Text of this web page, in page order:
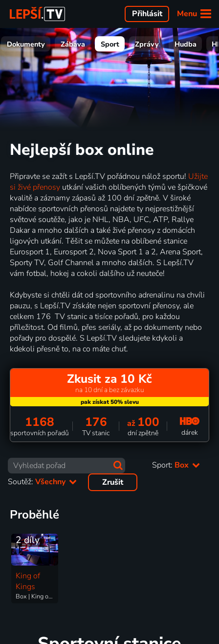
Menu
Přihlásit
Dokumenty Zábava Sport Zprávy Hudba
Nejlepší box online
Připravte se zažít s Lepší.TV pořádnou nálož sportu! Užijte
si živé přenosy utkání vašich oblíbených týmů ve špičkové
kvalitě a záznamy zápasů až 100 dní zpětně. V široké
nabídce sportovních přenosů najdete ty nejprestižnější
světové soutěže, jako je NHL, NBA, UFC, ATP, Rallye
Dakar a mnoho dalších a také živé přenosy z domácích
ligových utkání. Těšit se můžete na oblíbené stanice
Eurosport 1, Eurosport 2, Nova Sport 1 a 2, Arena Sport,
Sporty TV, Golf Channel a mnoho dalších. S Lepší.TV
vám fotbal, hokej a cokoli dalšího už neuteče!
Kdybyste si chtěli dát od sportovního adrenalinu na chvíli
pauzu, s Lepší.TV získáte nejen sportovní přenosy, ale
celkem 176 TV stanic a tisíce pořadů, pro každou
příležitost. Od filmů, přes seriály, až po dokumenty nebo
pořady pro dospělé. S Lepší.TV sledujete kdykoli a
kdekoli přesně to, na co máte chuť.
Zkusit za 10 Kč
na 10 dní a bez závazku
1168
sportovních pořadů
176
TV stanic
až 100
dní zpětně dárek
Sport: Box
Soutěž: Všechny Zrušit
Proběhlé
2 díly
King of
Kings
Box | King of Kings